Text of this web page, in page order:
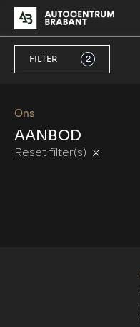
Ons
AANBOD
Reset filter(s)
FILTER 2